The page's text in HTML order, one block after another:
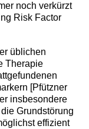
noch verkürzt
Risk Factor
üblichen
Therapie
[Pfützner
insbesondere
Grundstörung
effizient